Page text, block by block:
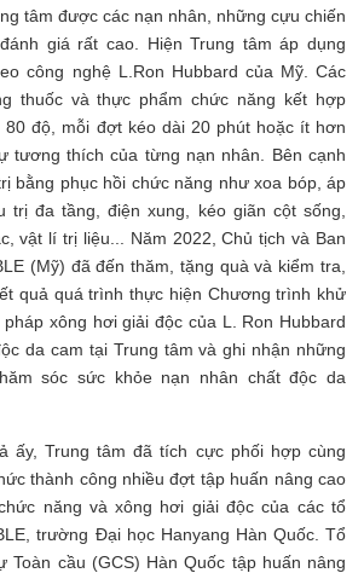
tâm được các nạn nhân, những cựu chiến
giá rất cao. Hiện Trung tâm áp dụng
công nghệ L.Ron Hubbard của Mỹ. Các
thuốc và thực phẩm chức năng kết hợp
độ, mỗi đợt kéo dài 20 phút hoặc ít hơn
tương thích của từng nạn nhân. Bên cạnh
bằng phục hồi chức năng như xoa bóp, áp
trị đa tầng, điện xung, kéo giãn cột sống,
vật lí trị liệu... Năm 2022, Chủ tịch và Ban
(Mỹ) đã đến thăm, tặng quà và kiểm tra,
quả quá trình thực hiện Chương trình khử
xông hơi giải độc của L. Ron Hubbard
da cam tại Trung tâm và ghi nhận những
sóc sức khỏe nạn nhân chất độc da
ấy, Trung tâm đã tích cực phối hợp cùng
thành công nhiều đợt tập huấn nâng cao
năng và xông hơi giải độc của các tổ
trường Đại học Hanyang Hàn Quốc. Tổ
Toàn cầu (GCS) Hàn Quốc tập huấn nâng